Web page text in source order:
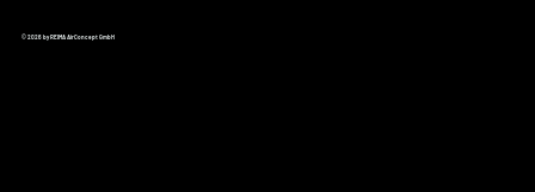
© 2026 by REIMA AirConcept GmbH